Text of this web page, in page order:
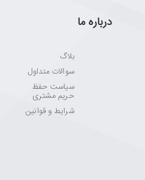
درباره ما
بلاگ
سوالات متداول
سیاست حفظ
حریم مشتری
شرایط و قوانین